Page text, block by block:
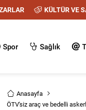
KÜLTÜR VE
Spor Sağlık
Anasayfa
ÖTV'siz araç ve bedelli